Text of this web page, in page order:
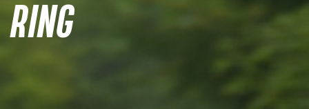
RING